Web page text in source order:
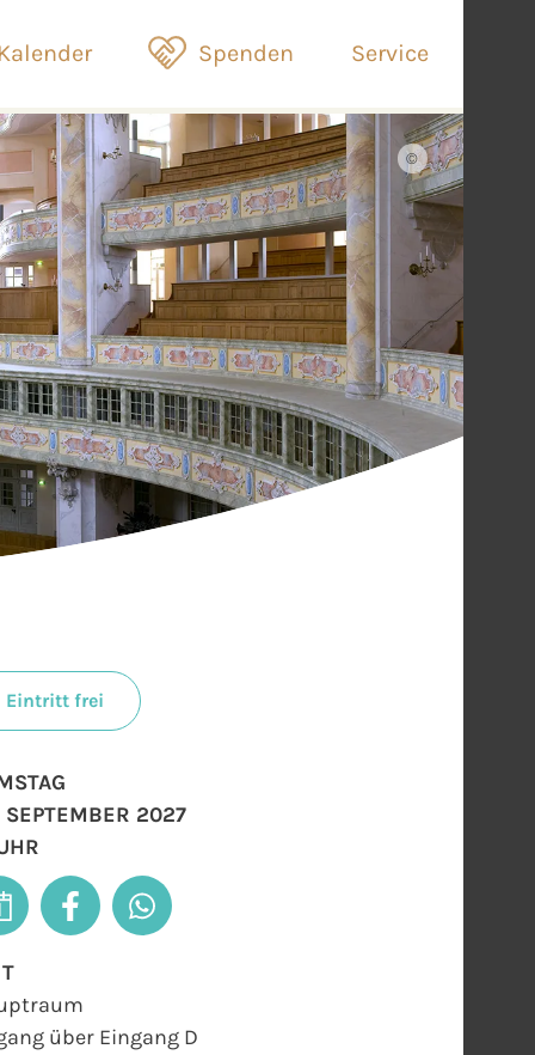
Spenden Service
©
Eintritt frei
2027
über Eingang D